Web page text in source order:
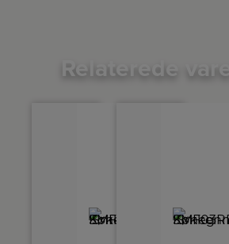
Relaterede varer